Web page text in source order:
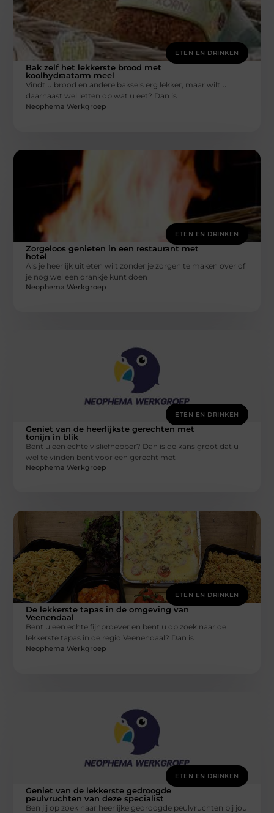
ETEN EN DRINKEN
Bak zelf het lekkerste brood met
koolhydraatarm meel
Vindt u brood en andere baksels erg lekker, maar wilt u
daarnaast wel letten op wat u eet? Dan is
Neophema Werkgroep
ETEN EN DRINKEN
Zorgeloos genieten in een restaurant met
hotel
Als je heerlijk uit eten wilt zonder je zorgen te maken over of
je nog wel een drankje kunt doen
Neophema Werkgroep
ETEN EN DRINKEN
Geniet van de heerlijkste gerechten met
tonijn in blik
Bent u een echte visliefhebber? Dan is de kans groot dat u
wel te vinden bent voor een gerecht met
Neophema Werkgroep
ETEN EN DRINKEN
De lekkerste tapas in de omgeving van
Veenendaal
Bent u een echte fijnproever en bent u op zoek naar de
lekkerste tapas in de regio Veenendaal? Dan is
Neophema Werkgroep
ETEN EN DRINKEN
Geniet van de lekkerste gedroogde
peulvruchten van deze specialist
Ben jij op zoek naar heerlijke gedroogde peulvruchten bij jou